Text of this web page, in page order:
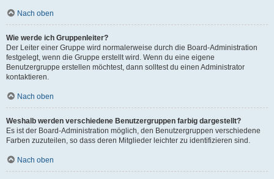
Nach oben
Wie werde ich Gruppenleiter?
Der Leiter einer Gruppe wird normalerweise durch die Board-Administration
festgelegt, wenn die Gruppe erstellt wird. Wenn du eine eigene
Benutzergruppe erstellen möchtest, dann solltest du einen Administrator
kontaktieren.
Nach oben
Weshalb werden verschiedene Benutzergruppen farbig dargestellt?
Es ist der Board-Administration möglich, den Benutzergruppen verschiedene
Farben zuzuteilen, so dass deren Mitglieder leichter zu identifizieren sind.
Nach oben